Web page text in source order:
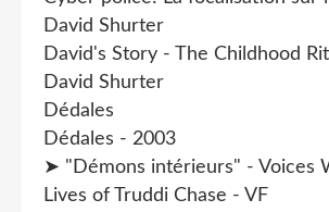
David Shurter
David's Story - The Childhood
David Shurter
Dédales
Dédales - 2003
➤ "Démons intérieurs" - Voices
Lives of Truddi Chase - VF